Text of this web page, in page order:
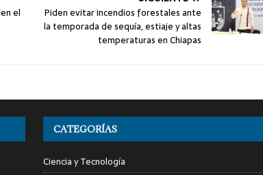
el
Piden evitar incendios forestales ante
la temporada de sequía, estiaje y altas
temperaturas en Chiapas
CATEGORÍAS
Ciencia y Tecnología